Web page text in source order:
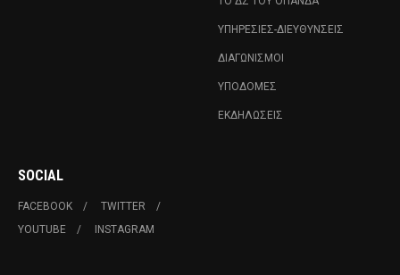
ΥΠΗΡΕΣΊΕΣ-ΔΙΕΥΘΎΝΣΕΙΣ
ΔΙΑΓΩΝΙΣΜΟΊ
ΥΠΟΔΟΜΈΣ
ΕΚΔΗΛΏΣΕΙΣ
SOCIAL
FACEBOOK
TWITTER
YOUTUBE
INSTAGRAM